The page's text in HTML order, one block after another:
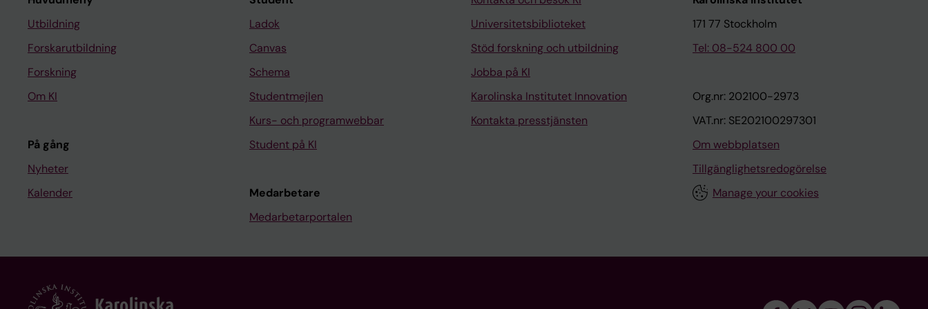
Utbildning
Forskarutbildning
Forskning
Om KI
På gång
Nyheter
Kalender
Ladok
Canvas
Schema
Studentmejlen
Kurs- och programwebbar
Student på KI
Medarbetare
Medarbetarportalen
Universitetsbiblioteket
Stöd forskning och utbildning
Jobba på KI
Karolinska Institutet Innovation
Kontakta presstjänsten
171 77 Stockholm
Tel: 08-524 800 00
Org.nr: 202100-2973
VAT.nr: SE202100297301
Om webbplatsen
Tillgänglighetsredogörelse
Manage your cookies